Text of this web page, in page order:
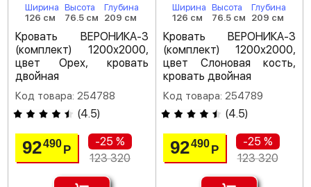
Ширина
126 см
Высота
76.5 см
Глубина
209 см
Кровать ВЕРОНИКА-3
(комплект) 1200х2000,
цвет Орех, кровать
двойная
Код товара: 254788
(4.5)
92490Р
-25 %
123 320
Ширина
126 см
Высота
76.5 см
Глубина
209 см
Кровать ВЕРОНИКА-3
(комплект) 1200х2000,
цвет Слоновая кость,
кровать двойная
Код товара: 254789
(4.5)
92490 Р
-25 %
123 320